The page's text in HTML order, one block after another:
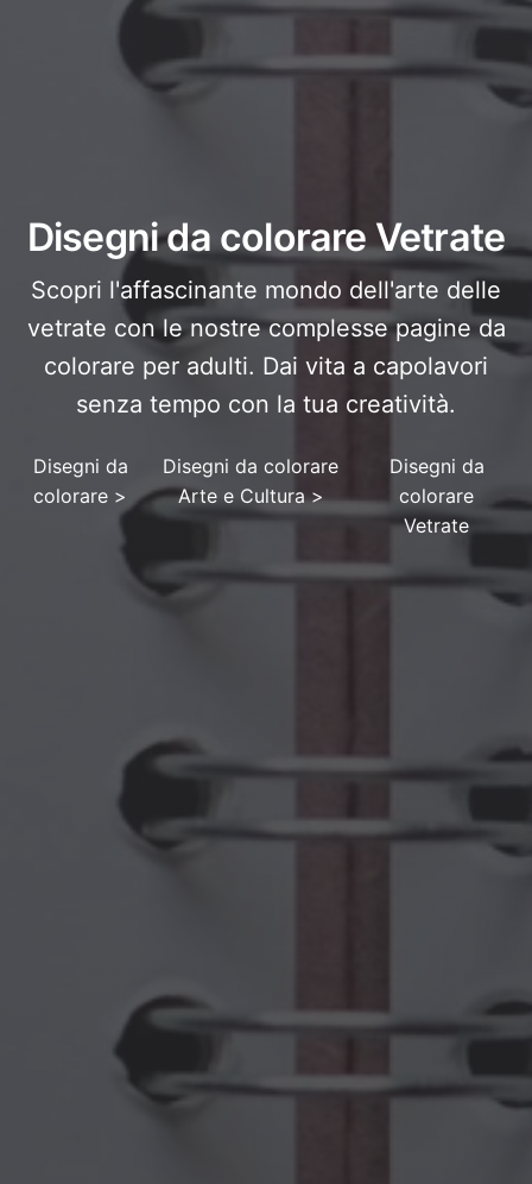
Disegni da colorare Vetrate
Scopri l'affascinante mondo dell'arte delle
vetrate con le nostre complesse pagine da
colorare per adulti. Dai vita a capolavori
senza tempo con la tua creatività.
Disegni da
colorare >
Disegni da colorare
Arte e Cultura>
Disegni da
colorare
Vetrate